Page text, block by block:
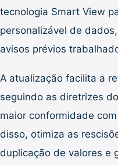
tecnologia Smart View
personalizável de
avisos prévios
A atualização facilita a
seguindo as diretrizes
maior conformidade
disso, otimiza as
duplicação de valores e